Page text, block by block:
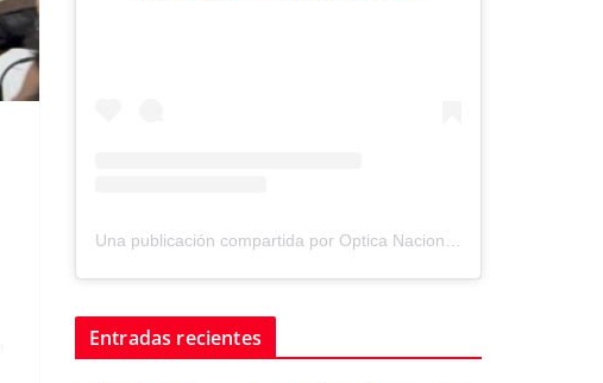
Una publicación compartida por Optica Nacional ® (@tuopticanacional)
Entradas recientes